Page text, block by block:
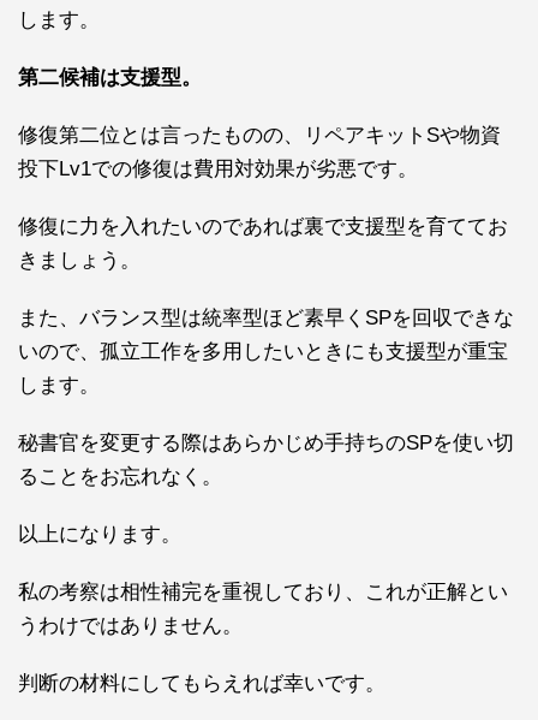
します。
第二候補は支援型。
修復第二位とは言ったものの、リペアキットSや物資
投下Lv1での修復は費用対効果が劣悪です。
修復に力を入れたいのであれば裏で支援型を育ててお
きましょう。
また、バランス型は統率型ほど素早くSPを回収できな
いので、孤立工作を多用したいときにも支援型が重宝
します。
秘書官を変更する際はあらかじめ手持ちのSPを使い切
ることをお忘れなく。
以上になります。
私の考察は相性補完を重視しており、これが正解とい
うわけではありません。
判断の材料にしてもらえれば幸いです。